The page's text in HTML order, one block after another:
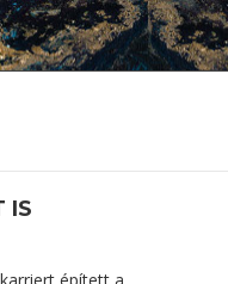
IS
épített a